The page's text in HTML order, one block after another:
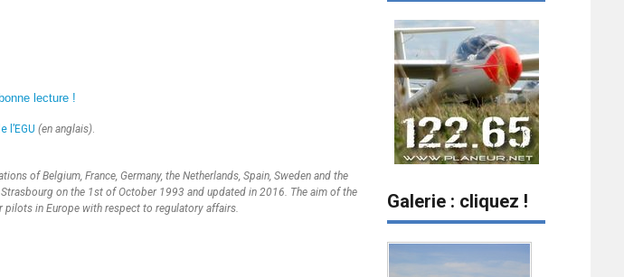
lecture !
l’EGU (en anglais)
of Belgium, France, Germany, the Netherlands, Spain, Sweden and the
on the 1st of October 1993 and updated in 2016. The aim of the
in Europe with respect to regulatory affairs.
Noire
Galerie : cliquez !